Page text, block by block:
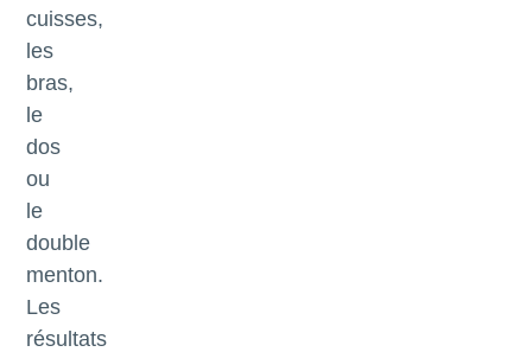
cuisses,
les
bras,
le
dos
ou
le
double
menton.
Les
résultats